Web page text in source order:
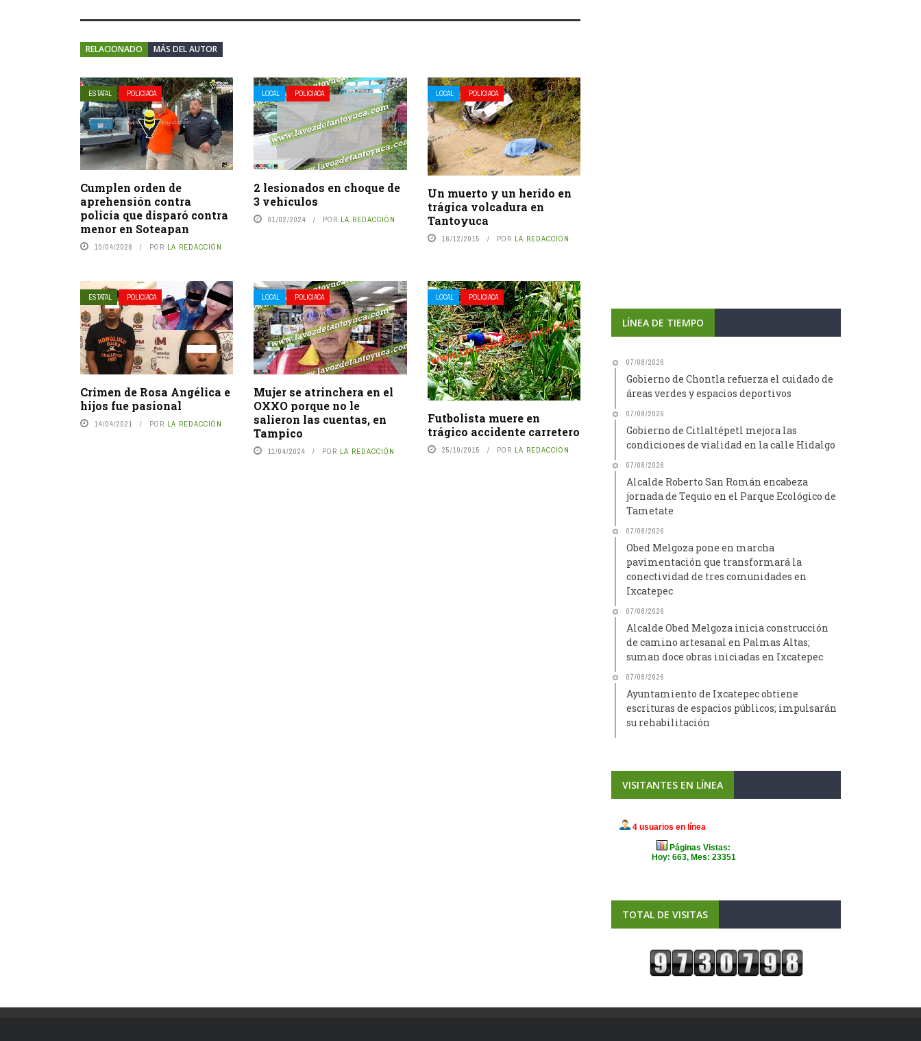
RELACIONADO MÁS DEL AUTOR
ESTATAL POLICIACA
Cumplen orden de
aprehensión contra
policía que disparó contra
menor en Soteapan
10/04/2026 POR LA REDACCIÓN
LOCAL POLICIACA
2 lesionados en choque de
3 vehículos
01/02/2024 POR LA REDACCIÓN
LOCAL POLICIACA
Un muerto y un herido en
trágica volcadura en
Tantoyuca
16/12/2015 POR LA REDACCIÓN
ESTATAL POLICIACA
Crimen de Rosa Angélica e
hijos fue pasional
14/04/2021 POR LA REDACCIÓN
LOCAL POLICIACA
Mujer se atrinchera en el
OXXO porque no le
salieron las cuentas, en
Tampico
11/04/2024 POR LA REDACCIÓN
LOCAL POLICIACA
Futbolista muere en
trágico accidente carretero
25/10/2015 POR LA REDACCIÓN
LÍNEA DE TIEMPO
07/08/2026
Gobierno de Chontla refuerza el cuidado de
áreas verdes y espacios deportivos
07/08/2026
Gobierno de Citlaltépetl mejora las
condiciones de vialidad en la calle Hidalgo
07/08/2026
Alcalde Roberto San Román encabeza
jornada de Tequio en el Parque Ecológico de
Tametate
07/08/2026
Obed Melgoza pone en marcha
pavimentación que transformará la
conectividad de tres comunidades en
Ixcatepec
07/08/2026
Alcalde Obed Melgoza inicia construcción
de camino artesanal en Palmas Altas;
suman doce obras iniciadas en Ixcatepec
07/08/2026
Ayuntamiento de Ixcatepec obtiene
escrituras de espacios públicos; impulsarán
su rehabilitación
VISITANTES EN LÍNEA
TOTAL DE VISITAS